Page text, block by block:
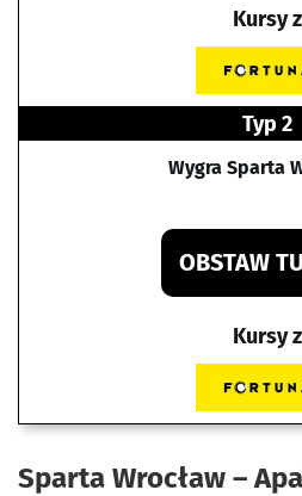
Kursy z
Typ 2
Wygra Sparta
OBSTAW
Kursy z
Sparta Wrocław –